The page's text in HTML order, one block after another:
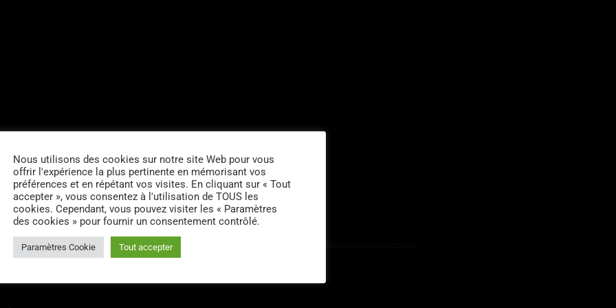
D’ARTICLES (0)
Nous utilisons des cookies sur notre site Web pour vous
offrir l'expérience la plus pertinente en mémorisant vos
préférences et en répétant vos visites. En cliquant sur « Tout
accepter », vous consentez à l'utilisation de TOUS les
cookies. Cependant, vous pouvez visiter les « Paramètres
des cookies » pour fournir un consentement contrôlé.
Paramètres Cookie Tout accepter